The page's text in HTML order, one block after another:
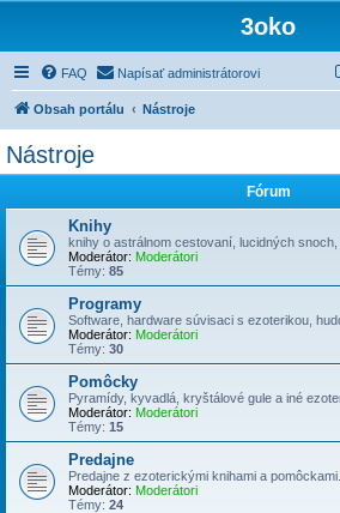
3oko
FAQ Napísať administrátorovi
Obsah portálu Nástroje
Nástroje
Fórum
Knihy
knihy o astrálnom cestovaní, lucidných
Moderátor: Moderátori
Témy: 85
Programy
Software, hardware súvisaci s ezoterikou,
Moderátor: Moderátori
Témy: 30
Pomôcky
Pyramídy, kyvadlá, kryštálové gule a iné
Moderátor: Moderátori
Témy: 15
Predajne
Predajne z ezoterickými knihami a
Moderátor: Moderátori
Témy: 24